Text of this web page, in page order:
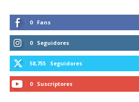
0 Fans
0 Seguidores
58,755 Seguidores
0 Suscriptores